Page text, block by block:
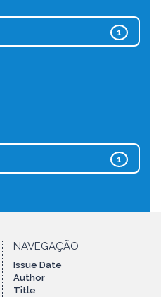
1
1
NAVEGAÇÃO
Issue Date
Author
Title